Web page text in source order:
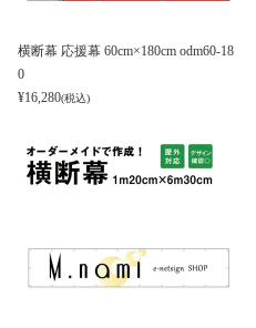
横断幕 応援幕 60cm×180cm odm60-18
0
¥16,280(税込)